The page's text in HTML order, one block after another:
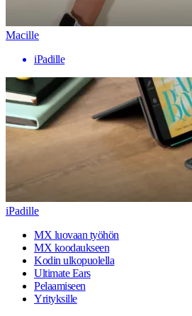
Macille
iPadille
iPadille
MX luovaan työhön
MX koodaukseen
Kodin ulkopuolella
Ultimate Ears
Pelaamiseen
Yrityksille